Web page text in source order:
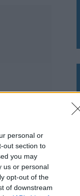
personal or
out section to
you may
us or personal
opt-out of the
of downstream